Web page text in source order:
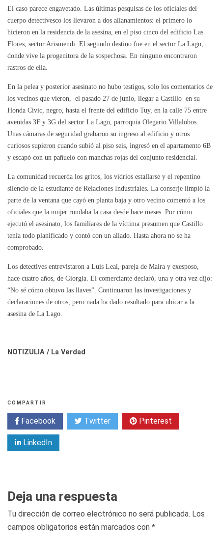
El caso parece engavetado. Las últimas pesquisas de los oficiales del
cuerpo detectivesco los llevaron a dos allanamientos: el primero lo
hicieron en la residencia de la asesina, en el piso cinco del edificio Las
Flores, sector Arismendi. El segundo destino fue en el sector La Lago,
donde vive la progenitora de la sospechosa. En ninguno encontraron
rastros de ella.
En la pelea y posterior asesinato no hubo testigos, solo los comentarios de
los vecinos que vieron, el pasado 27 de junio, llegar a Castillo en su
Honda Civic, negro, hasta el frente del edificio Tuy, en la calle 75 entre
avenidas 3F y 3G del sector La Lago, parroquia Olegario Villalobos.
Unas cámaras de seguridad grabaron su ingreso al edificio y otros
curiosos supieron cuando subió al piso seis, ingresó en el apartamento 6B
y escapó con un pañuelo con manchas rojas del conjunto residencial.
La comunidad recuerda los gritos, los vidrios estallarse y el repentino
silencio de la estudiante de Relaciones Industriales. La conserje limpió la
parte de la ventana que cayó en planta baja y otro vecino comentó a los
oficiales que la mujer rondaba la casa desde hace meses. Por cómo
ejecutó el asesinato, los familiares de la víctima presumen que Castillo
tenía todo planificado y contó con un aliado. Hasta ahora no se ha
comprobado.
Los detectives entrevistaron a Luis Leal, pareja de Maira y exesposo,
hace cuatro años, de Giorgia. El comerciante declaró, una y otra vez dijo:
“No sé cómo obtuvo las llaves”. Continuaron las investigaciones y
declaraciones de otros, pero nada ha dado resultado para ubicar a la
asesina de La Lago.
NOTIZULIA / La Verdad
COMPARTIR
Facebook Twitter Pinterest
LinkedIn
Deja una respuesta
Tu dirección de correo electrónico no será publicada. Los
campos obligatorios están marcados con *